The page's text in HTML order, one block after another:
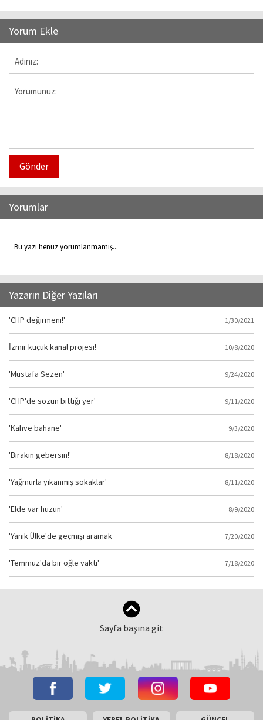
Yorum Ekle
Gönder
Yorumlar
Bu yazı henüz yorumlanmamış...
Yazarın Diğer Yazıları
'CHP değirmeni!' 1/30/2021
İzmir küçük kanal projesi! 10/8/2020
'Mustafa Sezen' 9/24/2020
'CHP'de sözün bittiği yer' 9/11/2020
'Kahve bahane' 9/3/2020
'Bırakın gebersin!' 8/18/2020
'Yağmurla yıkanmış sokaklar' 8/11/2020
'Elde var hüzün' 8/9/2020
'Yanık Ülke'de geçmişi aramak 7/20/2020
'Temmuz'da bir öğle vakti' 7/18/2020
Sayfa başına git